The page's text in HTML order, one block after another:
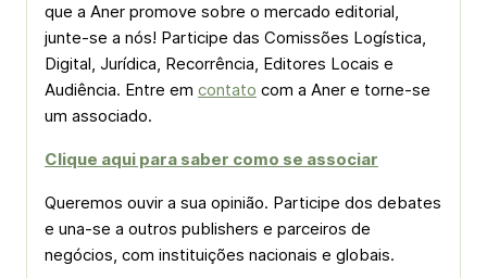
que a Aner promove sobre o mercado editorial,
junte-se a nós! Participe das Comissões Logística,
Digital, Jurídica, Recorrência, Editores Locais e
Audiência. Entre em contato com a Aner e torne-se
um associado.
Clique aqui para saber como se associar
Queremos ouvir a sua opinião. Participe dos debates
e una-se a outros publishers e parceiros de
negócios, com instituições nacionais e globais.